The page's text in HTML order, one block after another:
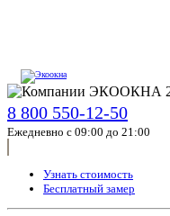
8 800 550-12-50
Ежедневно с 09:00 до 21:00
Узнать стоимость
Бесплатный замер